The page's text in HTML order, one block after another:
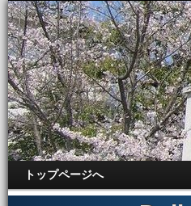
トップページへ